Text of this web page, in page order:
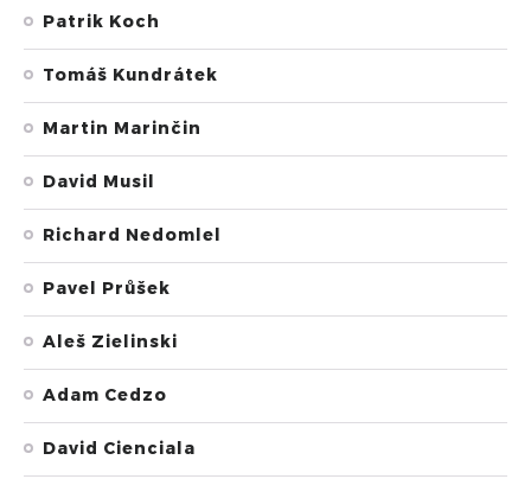
Patrik Koch
Tomáš Kundrátek
Martin Marinčin
David Musil
Richard Nedomlel
Pavel Průšek
Aleš Zielinski
Adam Cedzo
David Cienciala